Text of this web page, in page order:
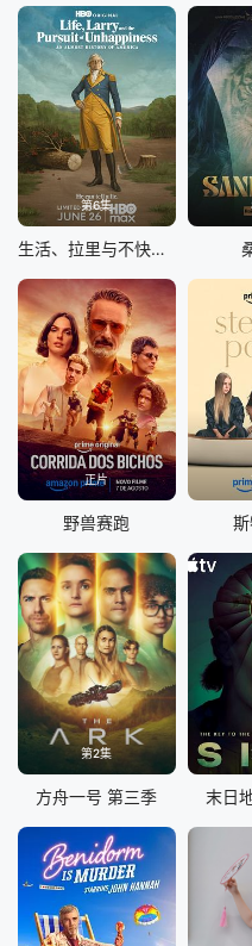
第6集
生活、拉里与不快乐的追求：一部美国史
正片
野兽赛跑
第2集
方舟一号 第三季 末日